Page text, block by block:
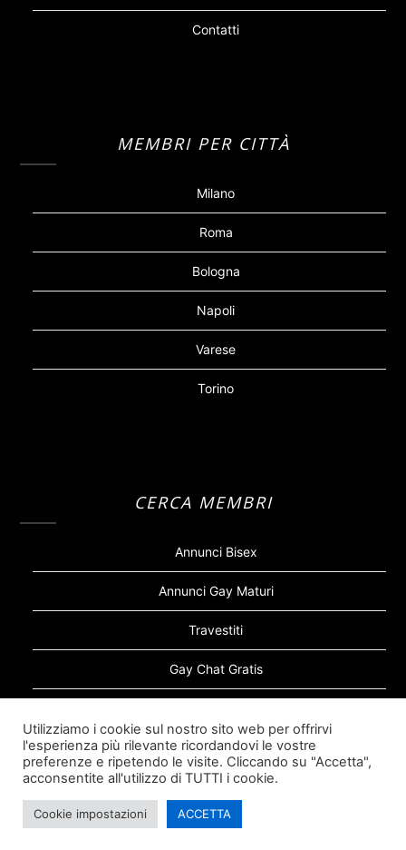
Contatti
MEMBRI PER CITTÀ
Milano
Roma
Bologna
Napoli
Varese
Torino
CERCA MEMBRI
Annunci Bisex
Annunci Gay Maturi
Travestiti
Gay Chat Gratis
Sugar Daddy Gay
©2026 Siti Incontri Gay
Utilizziamo i cookie sul nostro sito web per offrirvi
l'esperienza più rilevante ricordandovi le vostre
preferenze e ripetendo le visite. Cliccando su "Accetta",
acconsentite all'utilizzo di TUTTI i cookie.
Cookie impostazioni ACCETTA